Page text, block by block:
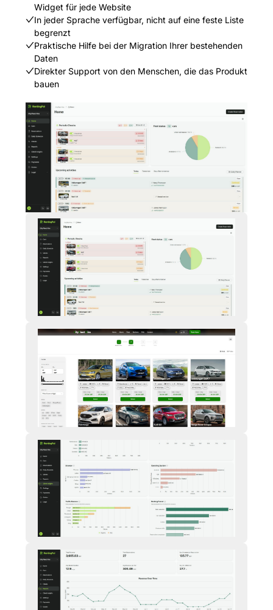
Widget für jede Website
In jeder Sprache verfügbar, nicht auf eine feste Liste
begrenzt
Praktische Hilfe bei der Migration Ihrer bestehenden
Daten
Direkter Support von den Menschen, die das Produkt
bauen